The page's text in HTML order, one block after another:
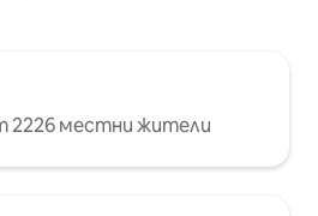
2226 местни жители